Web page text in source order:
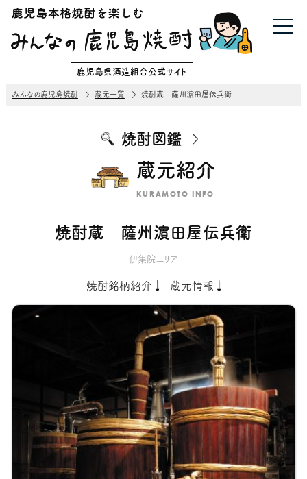
鹿児島県酒造組合公式サイト
みんなの鹿児島焼酎 蔵元一覧 焼酎蔵 薩州濵田屋伝兵衛
焼酎図鑑
蔵元紹介
KURAMOTO INFO
焼酎蔵 薩州濵田屋伝兵衛
伊集院エリア
焼酎銘柄紹介 蔵元情報